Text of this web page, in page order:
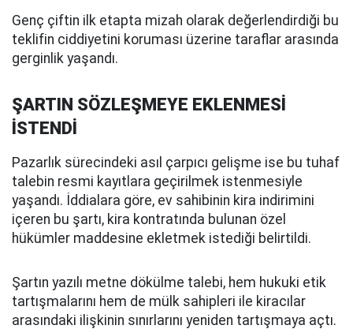
Genç çiftin ilk etapta mizah olarak değerlendirdiği bu
teklifin ciddiyetini koruması üzerine taraflar arasında
gerginlik yaşandı.
ŞARTIN SÖZLEŞMEYE EKLENMESİ
İSTENDİ
Pazarlık sürecindeki asıl çarpıcı gelişme ise bu tuhaf
talebin resmi kayıtlara geçirilmek istenmesiyle
yaşandı. İddialara göre, ev sahibinin kira indirimini
içeren bu şartı, kira kontratında bulunan özel
hükümler maddesine ekletmek istediği belirtildi.
Şartın yazılı metne dökülme talebi, hem hukuki etik
tartışmalarını hem de mülk sahipleri ile kiracılar
arasındaki ilişkinin sınırlarını yeniden tartışmaya açtı.